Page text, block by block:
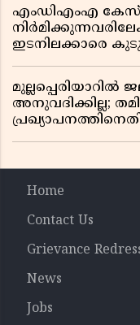
എംഡിഎംഎ കേസ്
ഇടനിലക്കാരെ
മുല്ലപ്പെരിയാറിൽ
അനുവദിക്കില്ല;
Home
Contact Us
Grievance
News
Jobs